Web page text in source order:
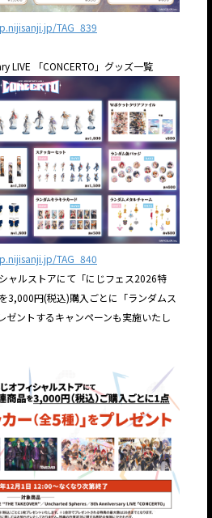
TAG_839
LIVE 「CONCERTO」グッズ一覧
TAG_840
ャルストアにて「にじフェス2026特
3,000円(税込)購入ごとに「ランダムス
ゼントするキャンペーンも実施いたし